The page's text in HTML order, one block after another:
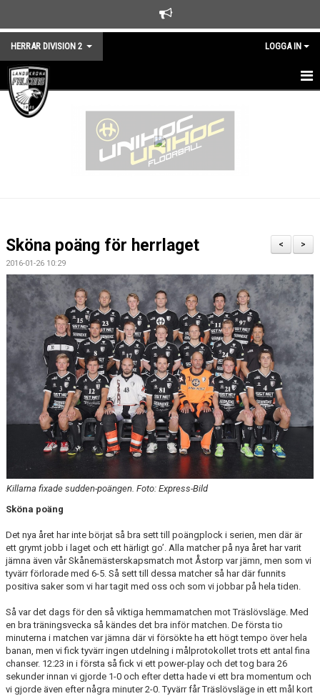
HERRAR DIVISION 2 LOGGA IN
HEM
KONTAKT
>
<
Sköna poäng för herrlaget
2016-01-26 10:29
Killarna fixade sudden-poängen. Foto: Express-Bild
Sköna poäng
Det nya året har inte börjat så bra sett till poängplock i serien, men där är
ett grymt jobb i laget och ett härligt go’. Alla matcher på nya året har varit
jämna även vår Skånemästerskapsmatch mot Åstorp var jämn, men som vi
tyvärr förlorade med 6-5. Så sett till dessa matcher så har där funnits
positiva saker som vi har tagit med oss och som vi jobbar på hela tiden.
Så var det dags för den så viktiga hemmamatchen mot Träslövsläge. Med
en bra träningsvecka så kändes det bra inför matchen. De första tio
minuterna i matchen var jämna där vi försökte ha ett högt tempo över hela
banan, men vi fick tyvärr ingen utdelning i målprotokollet trots ett antal fina
chanser. 12:23 in i första så fick vi ett power-play och det tog bara 26
sekunder innan vi gjorde 1-0 och efter detta hade vi ett bra momentum och
vi gjorde även efter några minuter 2-0. Tyvärr får Träslövsläge in ett mål kort